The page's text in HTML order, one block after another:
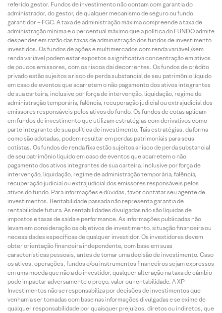
referido gestor. Fundos de investimento não contam com garantia do
administrador, do gestor, de qualquer mecanismo de seguro ou fundo
garantidor – FGC. A taxa de administração máxima compreende a taxa de
administração mínima e o percentual máximo que a política do FUNDO admite
despender em razão das taxas de administração dos fundos de investimento
investidos. Os fundos de ações e multimercados com renda variável /sem
renda variável podem estar expostos a significativa concentração em ativos
de poucos emissores, com os riscos daí decorrentes. Os fundos de crédito
privado estão sujeitos a risco de perda substancial de seu patrimônio líquido
em caso de eventos que acarretem o não pagamento dos ativos integrantes
de sua carteira, inclusive por força de intervenção, liquidação, regime de
administração temporária, falência, recuperação judicial ou extrajudicial dos
emissores responsáveis pelos ativos do fundo. Os fundos de cotas aplicam
em fundos de investimento que utilizam estratégias com derivativos como
parte integrante de sua política de investimento. Tais estratégias, da forma
como são adotadas, podem resultar em perdas patrimoniais para seus
cotistas. Os fundos de renda fixa estão sujeitos a risco de perda substancial
de seu patrimônio líquido em caso de eventos que acarretem o não
pagamento dos ativos integrantes de sua carteira, inclusive por força de
intervenção, liquidação, regime de administração temporária, falência,
recuperação judicial ou extrajudicial dos emissores responsáveis pelos
ativos do fundo. Para informações e dúvidas, favor contatar seu agente de
investimentos. Rentabilidade passada não representa garantia de
rentabilidade futura. As rentabilidades divulgadas não são líquidas de
impostos e taxas de saída e performance. As informações publicadas não
levam em consideração os objetivos de investimento, situação financeira ou
necessidades específicas de qualquer investidor. Os investidores devem
obter orientação financeira independente, com base em suas
características pessoais, antes de tomar uma decisão de investimento. Caso
os ativos, operações, fundos e/ou instrumentos financeiros sejam expressos
em uma moeda que não a do investidor, qualquer alteração na taxa de câmbio
pode impactar adversamente o preço, valor ou rentabilidade. A XP
Investimentos não se responsabiliza por decisões de investimentos que
venham a ser tomadas com base nas informações divulgadas e se exime de
qualquer responsabilidade por quaisquer prejuízos, diretos ou indiretos, que